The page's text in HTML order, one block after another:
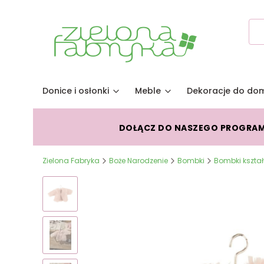
Donice i osłonki Meble Dekoracje do
DOŁĄCZ DO NASZEGO
Zielona Fabryka Boże Narodzenie Bombki Bombki